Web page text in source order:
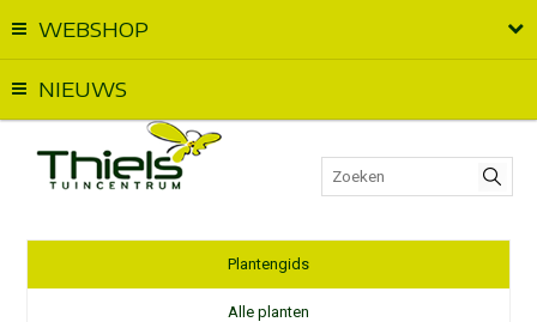
WEBSHOP
NIEUWS
Plantengids
Alle planten